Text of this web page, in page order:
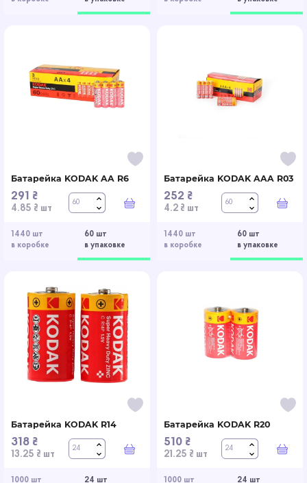
1440 шт
в коробке
60 шт
в упаковке
Батарейка KODAK AA R6
291 ₴
4.85 ₴ шт В корзину
1440 шт
в коробке
60 шт
в упаковке
Батарейка KODAK AAA R03
252 ₴
4.2 ₴ шт В
1000 шт
24 шт
Батарейка KODAK R14
318 ₴
13.25 ₴ шт В корзину
1000 шт
24 шт
Батарейка KODAK R20
510 ₴
21.25 ₴ шт В